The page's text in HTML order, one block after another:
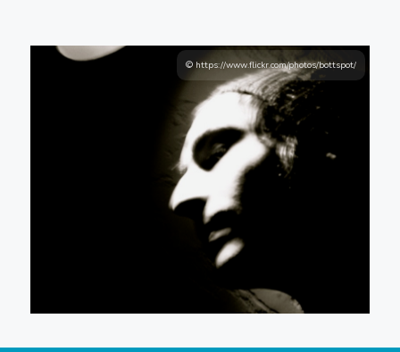
© https://www.flickr.com/photos/bottspot/